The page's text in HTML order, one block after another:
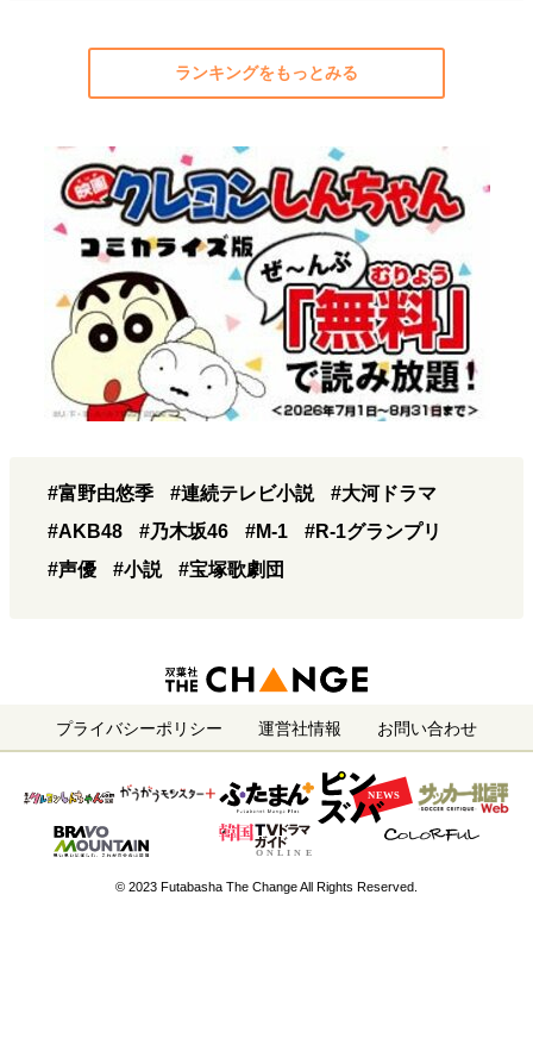
ランキングをもっとみる
#富野由悠季 #連続テレビ小説
#大河ドラマ
#AKB48
#乃木坂46 #M-1
#R-1グランプリ
#声優
#小説 #宝塚歌劇団
プライバシーポリシー 運営社情報 お問い合わせ
© 2023 Futabasha The Change All Rights Reserved.